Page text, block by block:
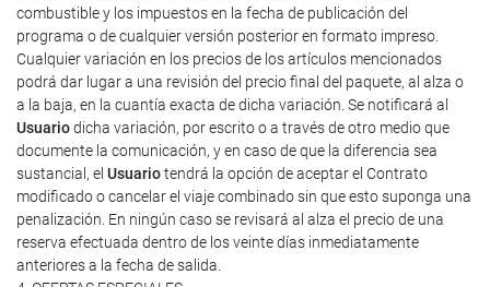
combustible y los impuestos en la fecha de publicación del
programa o de cualquier versión posterior en formato impreso.
Cualquier variación en los precios de los artículos mencionados
podrá dar lugar a una revisión del precio final del paquete, al alza o
a la baja, en la cuantía exacta de dicha variación. Se notificará al
Usuariodicha variación, por escrito o a través de otro medio que
documente la comunicación, y en caso de que la diferencia sea
sustancial, el Usuariotendrá la opción de aceptar el Contrato
modificado o cancelar el viaje combinado sin que esto suponga una
penalización. En ningún caso se revisará al alza el precio de una
reserva efectuada dentro de los veinte días inmediatamente
anteriores a la fecha de salida.